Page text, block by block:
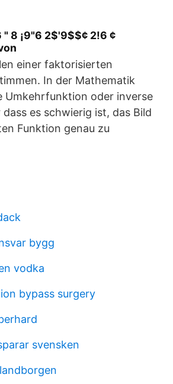
" 8 ¡9"6 2$'9$$¢ 2!6 ¢
einer faktorisierten
In der Mathematik
Umkehrfunktion oder inverse
es schwierig ist, das Bild
Funktion genau zu
bygg
vodka
bypass surgery
svensken